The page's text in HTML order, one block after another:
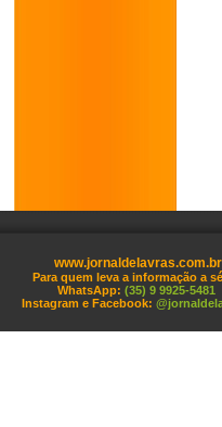
www.jornaldelavras.com.br
Para quem leva a informação a
WhatsApp: (35) 9 9925-5481
Instagram e Facebook: